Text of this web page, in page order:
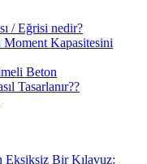
/ Eğrisi nedir?
Kapasitesini
Beton
Tasarlanır??
Eksiksiz Bir Kılavuz: